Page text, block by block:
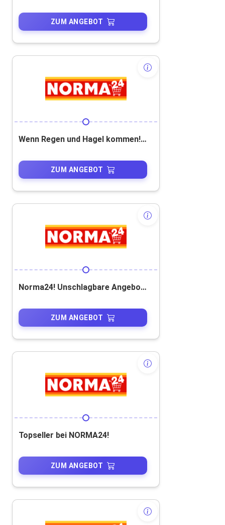
ZUM ANGEBOT
Wenn Regen und Hagel kommen! Schützen. Abdecken. Abpumpen.
ZUM ANGEBOT
Norma24! Unschlagbare Angebote! Breites Sortiment!
ZUM ANGEBOT
Topseller bei NORMA24!
ZUM ANGEBOT